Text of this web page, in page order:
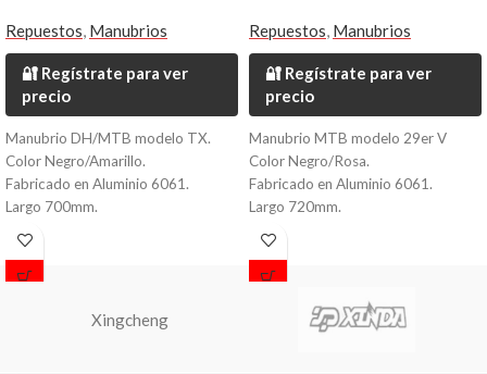
Repuestos, Manubrios
🔐 Regístrate para ver
precio
Manubrio DH/MTB modelo TX.
Color Negro/Amarillo.
Fabricado en Aluminio 6061.
Largo 700mm.
Diametro 31.8mm.
Peso 420 grs.
Repuestos, Manubrios
🔐 Regístrate para ver
precio
Manubrio MTB modelo 29er V
Color Negro/Rosa.
Fabricado en Aluminio 6061.
Largo 720mm.
Diametro 35mm.
Peso 280 grs.
Xingcheng